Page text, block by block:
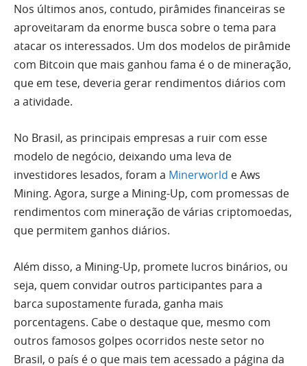
Nos últimos anos, contudo, pirâmides financeiras se
aproveitaram da enorme busca sobre o tema para
atacar os interessados. Um dos modelos de pirâmide
com Bitcoin que mais ganhou fama é o de mineração,
que em tese, deveria gerar rendimentos diários com
a atividade.
No Brasil, as principais empresas a ruir com esse
modelo de negócio, deixando uma leva de
investidores lesados, foram a Minerworld e Aws
Mining. Agora, surge a Mining-Up, com promessas de
rendimentos com mineração de várias criptomoedas,
que permitem ganhos diários.
Além disso, a Mining-Up, promete lucros binários, ou
seja, quem convidar outros participantes para a
barca supostamente furada, ganha mais
porcentagens. Cabe o destaque que, mesmo com
outros famosos golpes ocorridos neste setor no
Brasil, o país é o que mais tem acessado a página da